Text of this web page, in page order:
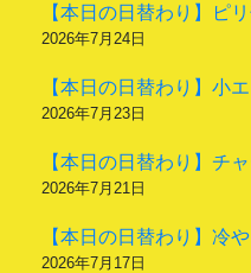
【本日の日替わり】ピ
2026年7月24日
【本日の日替わり】小
2026年7月23日
【本日の日替わり】チ
2026年7月21日
【本日の日替わり】冷
2026年7月17日